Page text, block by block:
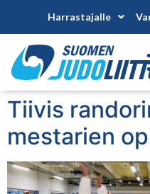
Harrastajalle
Tiivis
mestarien